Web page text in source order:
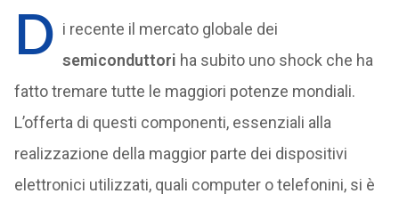
D i recente il mercato globale dei
semiconduttori ha subito uno shock che ha
fatto tremare tutte le maggiori potenze mondiali.
L’offerta di questi componenti, essenziali alla
realizzazione della maggior parte dei dispositivi
elettronici utilizzati, quali computer o telefonini, si è